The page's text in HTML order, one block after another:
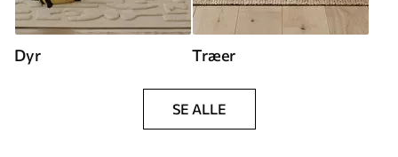
Dyr Træer
SE ALLE